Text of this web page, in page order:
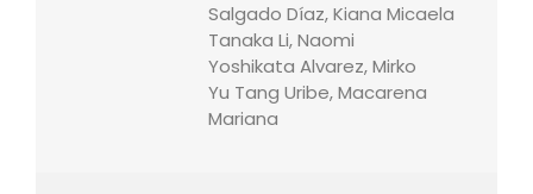
Salgado Díaz, Kiana Micaela
Tanaka Li, Naomi
Yoshikata Alvarez, Mirko
Yu Tang Uribe, Macarena
Mariana